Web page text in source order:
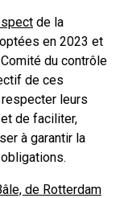
de la
en 2023 et
du contrôle
de ces
leurs
de faciliter,
à garantir la
de Rotterdam